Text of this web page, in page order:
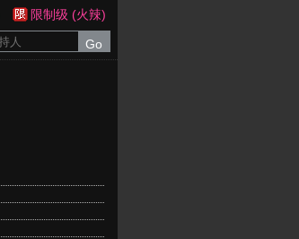
限制级 (火辣)